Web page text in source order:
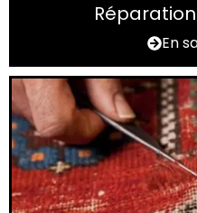
En